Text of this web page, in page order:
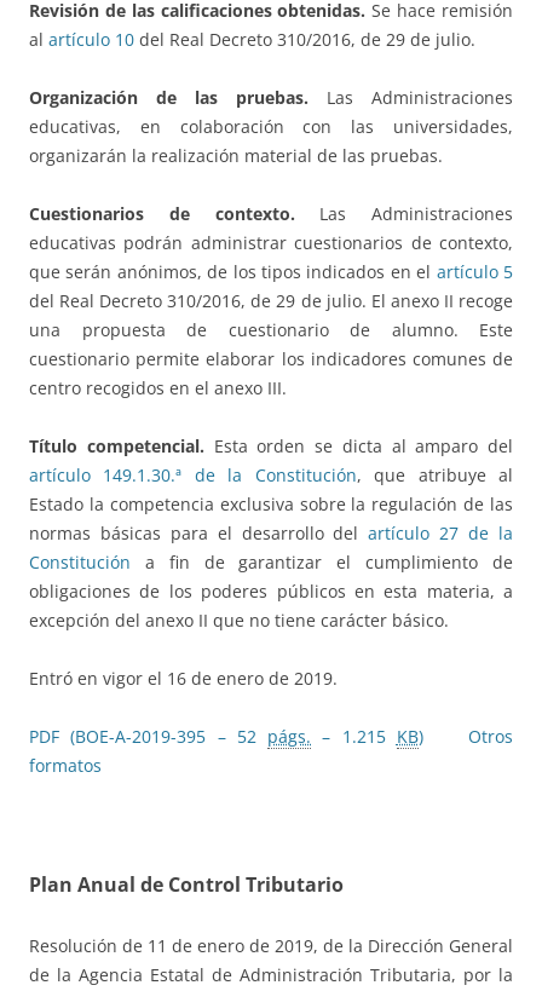
Revisión de las calificaciones obtenidas.Se hace remisión
al artículo 10 del Real Decreto 310/2016, de 29 de julio.
Organización de las pruebas. Las Administraciones
educativas, en colaboración con las universidades,
organizarán la realización material de las pruebas.
Cuestionarios de contexto. Las Administraciones
educativas podrán administrar cuestionarios de contexto,
que serán anónimos, de los tipos indicados en el artículo 5
del Real Decreto 310/2016, de 29 de julio. El anexo II recoge
una propuesta de cuestionario de alumno. Este
cuestionario permite elaborar los indicadores comunes de
centro recogidos en el anexo III.
Título competencial. Esta orden se dicta al amparo del
artículo 149.1.30.ª de la Constitución, que atribuye al
Estado la competencia exclusiva sobre la regulación de las
normas básicas para el desarrollo delartículo 27 de la
Constitución a fin de garantizar el cumplimiento de
obligaciones de los poderes públicos en esta materia, a
excepción del anexo II que no tiene carácter básico.
Entró en vigor el 16 de enero de 2019.
PDF (BOE-A-2019-395 – 52 págs. – 1.215 KB)
Otros
formatos
Plan Anual de Control Tributario
Resolución de 11 de enero de 2019, de la Dirección General
de la Agencia Estatal de Administración Tributaria, por la